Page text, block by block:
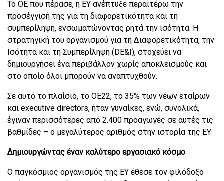
To OE που πέρασε, η EY ανέπτυξε περαιτέρω την
προσέγγισή της για τη διαφορετικότητα και τη
συμπερίληψη, ενσωματώνοντας ρητά την ισότητα. Η
στρατηγική του οργανισμού για τη Διαφορετικότητα, την
Ισότητα και τη Συμπερίληψη (DE&I), στοχεύει να
δημιουργήσει ένα περιβάλλον χωρίς αποκλεισμούς και
στο οποίο όλοι μπορούν να αναπτυχθούν.
Σε αυτό το πλαίσιο, το ΟΕ22, το 35% των νέων εταίρων
και executive directors, ήταν γυναίκες, ενώ, συνολικά,
έγιναν περισσότερες από 2.400 προαγωγές σε αυτές τις
βαθμίδες – ο μεγαλύτερος αριθμός στην ιστορία της EY.
Δημιουργώντας έναν καλύτερο εργασιακό κόσμο
Ο παγκόσμιος οργανισμός της EY έθεσε τον φιλόδοξο